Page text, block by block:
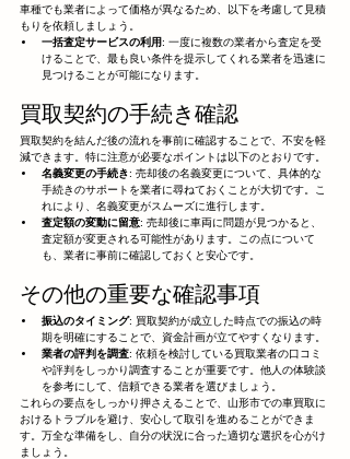
車種でも業者によって価格が異なるため、以下を考慮して見積
もりを依頼しましょう。
一括査定サービスの利用: 一度に複数の業者から査定を受
けることで、最も良い条件を提示してくれる業者を迅速に
見つけることが可能になります。
買取契約の手続き確認
買取契約を結んだ後の流れを事前に確認することで、不安を軽
減できます。特に注意が必要なポイントは以下のとおりです。
名義変更の手続き: 売却後の名義変更について、具体的な
手続きのサポートを業者に尋ねておくことが大切です。こ
れにより、名義変更がスムーズに進行します。
査定額の変動に留意: 売却後に車両に問題が見つかると、
査定額が変更される可能性があります。この点について
も、業者に事前に確認しておくと安心です。
その他の重要な確認事項
振込のタイミング: 買取契約が成立した時点での振込の時
期を明確にすることで、資金計画が立てやすくなります。
業者の評判を調査: 依頼を検討している買取業者の口コミ
や評判をしっかり調査することが重要です。他人の体験談
を参考にして、信頼できる業者を選びましょう。
これらの要点をしっかり押さえることで、山形市での車買取に
おけるトラブルを避け、安心して取引を進めることができま
す。万全な準備をし、自分の状況に合った適切な選択を心がけ
ましょう。